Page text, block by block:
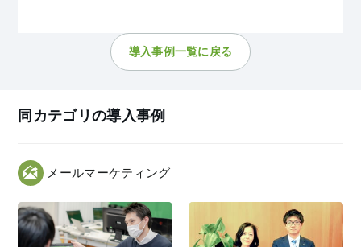
導入事例一覧に戻る
同カテゴリの導入事例
メールマーケティング